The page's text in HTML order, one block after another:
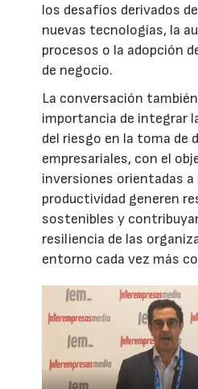
los desafíos derivados
nuevas tecnologías, la
procesos o la adopción
de negocio.
La conversación
importancia de integrar
del riesgo en la toma de
empresariales, con el
inversiones orientadas a
productividad generen
sostenibles y
resiliencia de las
entorno cada vez más